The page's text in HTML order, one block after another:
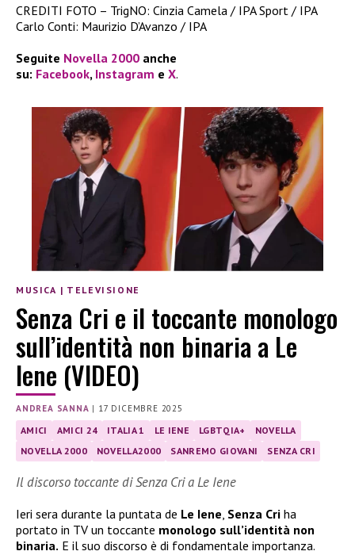
CREDITI FOTO – TrigNO: Cinzia Camela / IPA Sport / IPA
Carlo Conti: Maurizio D’Avanzo / IPA
Seguite Novella 2000 anche
su: Facebook, Instagram e X.
MUSICA | TELEVISIONE
Senza Cri e il toccante monologo
sull’identità non binaria a Le
Iene (VIDEO)
ANDREA SANNA | 17 DICEMBRE 2025
AMICI AMICI 24 ITALIA 1 LE IENE LGBTQIA+
NOVELLA
NOVELLA 2000
NOVELLA2000 SANREMO GIOVANI SENZA CRI
Il discorso toccante di Senza Cri a Le Iene
Ieri sera durante la puntata de Le Iene, Senza Cri ha
portato in TV un toccante monologo sull’identità non
binaria. E il suo discorso è di fondamentale importanza.